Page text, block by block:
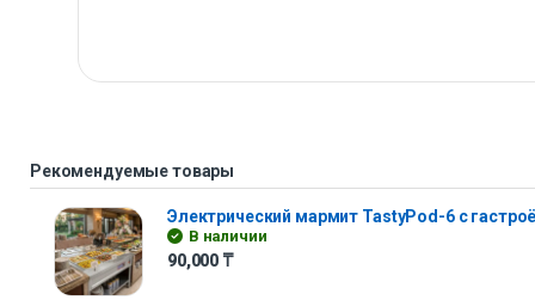
Рекомендуемые товары
Электрический мармит TastyPod-6 с
В наличии
90,000 ₸